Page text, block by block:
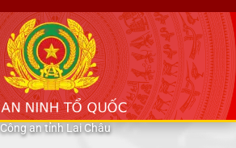
Công an tỉnh Lai Châu